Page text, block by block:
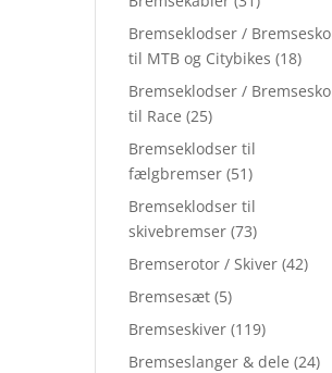
Bremseklodser / Bremsesko
til MTB og Citybikes (18)
Bremseklodser / Bremsesko
til Race (25)
Bremseklodser til
fælgbremser (51)
Bremseklodser til
skivebremser (73)
Bremserotor / Skiver (42)
Bremsesæt (5)
Bremseskiver (119)
Bremseslanger & dele (24)